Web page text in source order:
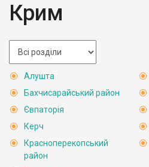
Крим
Алушта
Бахчисарайський район
Євпаторія
Керч
Красноперекопський
район